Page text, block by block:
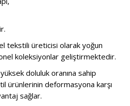
tekstili üreticisi olarak yoğun
koleksiyonlar geliştirmektedir.
doluluk oranına sahip
ürünlerinin deformasyona karşı
sağlar.